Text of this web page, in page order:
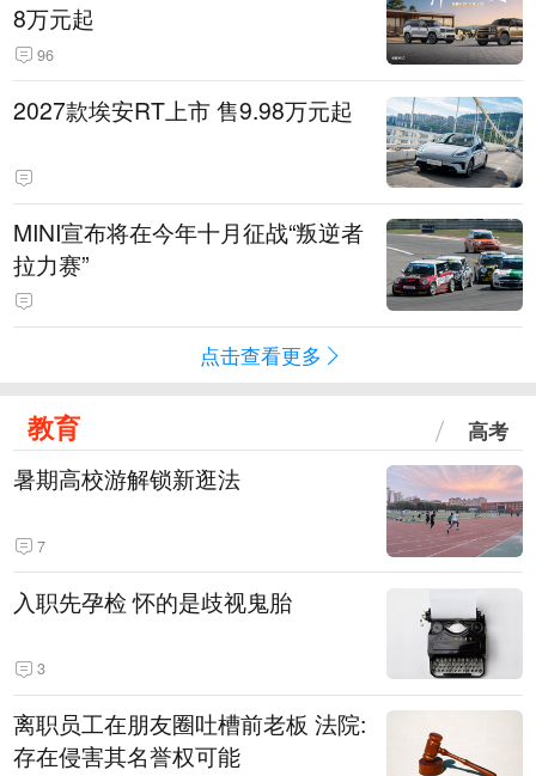
8万元起
96
2027款埃安RT上市 售9.98万元起
MINI宣布将在今年十月征战“叛逆者
拉力赛”
点击查看更多
教育 高考
暑期高校游解锁新逛法
7
入职先孕检 怀的是歧视鬼胎
3
离职员工在朋友圈吐槽前老板 法院:
存在侵害其名誉权可能